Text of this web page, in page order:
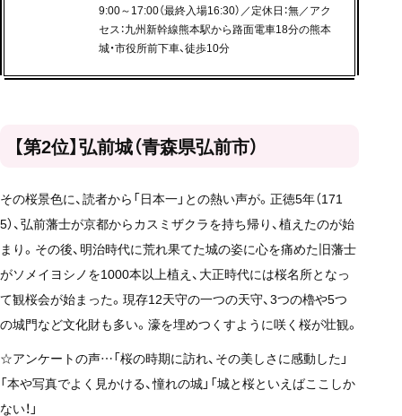
9:00～17:00（最終入場16:30）／定休日：無／アク
セス：九州新幹線熊本駅から路面電車18分の熊本
城・市役所前下車、徒歩10分
【第2位】弘前城（青森県弘前市）
その桜景色に、読者から「日本一」との熱い声が。正徳5年（171
5）、弘前藩士が京都からカスミザクラを持ち帰り、植えたのが始
まり。その後、明治時代に荒れ果てた城の姿に心を痛めた旧藩士
がソメイヨシノを1000本以上植え、大正時代には桜名所となっ
て観桜会が始まった。現存12天守の一つの天守、3つの櫓や5つ
の城門など文化財も多い。濠を埋めつくすように咲く桜が壮観。
☆アンケートの声…「桜の時期に訪れ、その美しさに感動した」
「本や写真でよく見かける、憧れの城」「城と桜といえばここしか
ない！」